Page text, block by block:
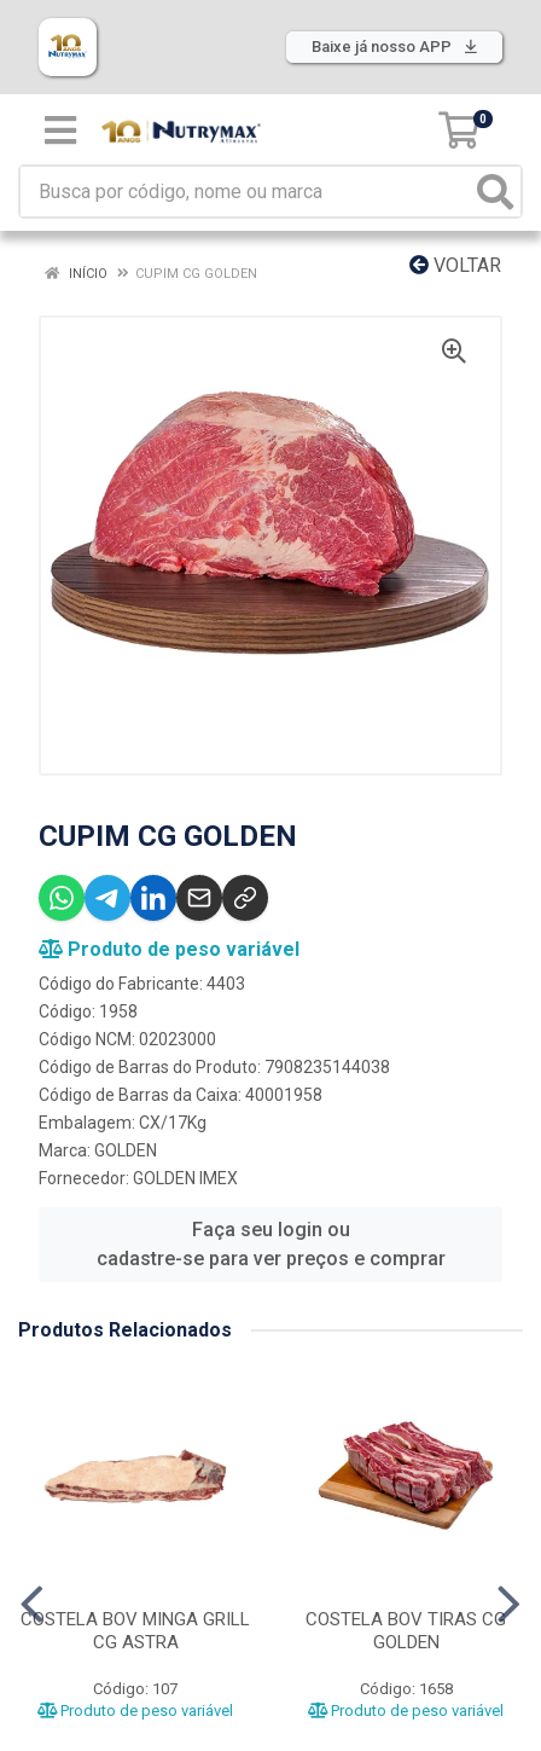
Baixe já nosso APP
0
VOLTAR
INÍCIO CUPIM CG GOLDEN
CUPIM CG GOLDEN
Produto de peso variável
Código do Fabricante: 4403
Código: 1958
Código NCM: 02023000
Código de Barras do Produto: 7908235144038
Código de Barras da Caixa: 40001958
Embalagem: CX/17Kg
Marca: GOLDEN
Fornecedor: GOLDEN IMEX
Faça seu login ou
cadastre-se para ver preços e comprar
Produtos Relacionados
COSTELA BOV MINGA GRILL
CG ASTRA
Código: 107
Produto de peso variável
COSTELA BOV TIRAS CG
GOLDEN
Código: 1658
Produto de peso variável